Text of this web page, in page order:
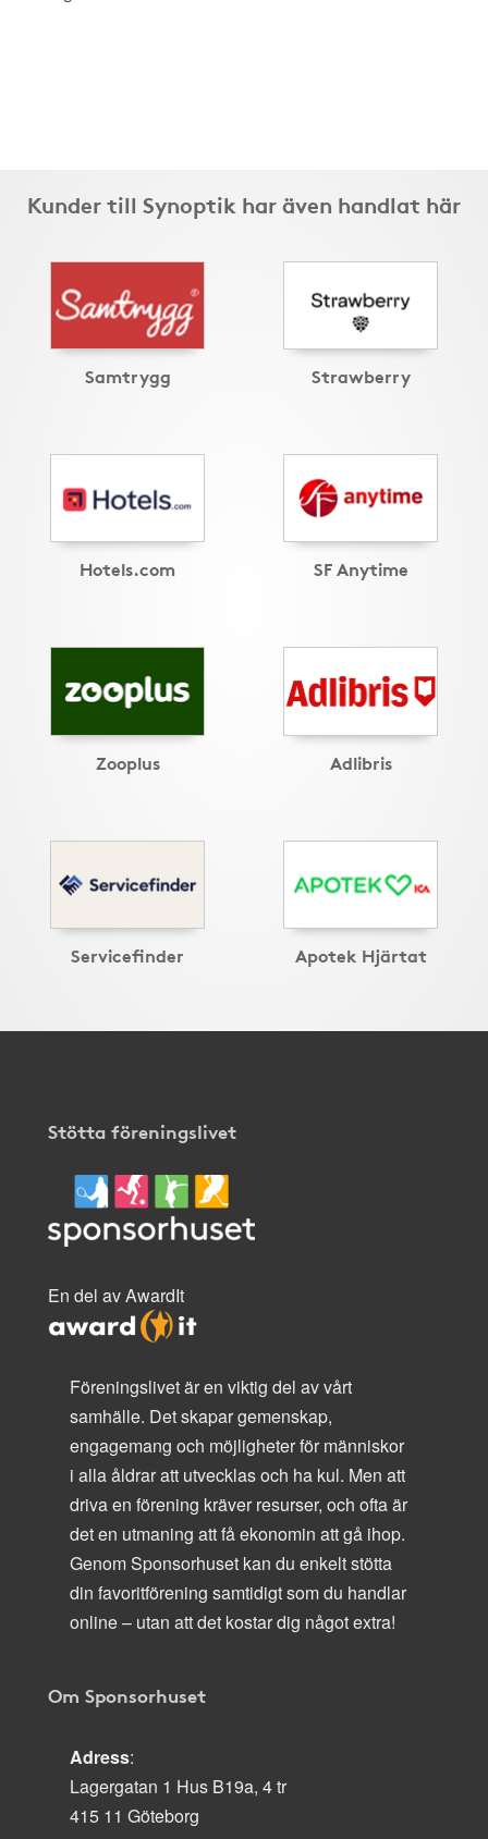
Kunder till Synoptik har även handlat här
Samtrygg Strawberry
Hotels.com SF Anytime
Zooplus Adlibris
Servicefinder Apotek Hjärtat
Stötta föreningslivet
En del av AwardIt
Föreningslivet är en viktig del av vårt
samhälle. Det skapar gemenskap,
engagemang och möjligheter för människor
i alla åldrar att utvecklas och ha kul. Men att
driva en förening kräver resurser, och ofta är
det en utmaning att få ekonomin att gå ihop.
Genom Sponsorhuset kan du enkelt stötta
din favoritförening samtidigt som du handlar
online – utan att det kostar dig något extra!
Om Sponsorhuset
Adress:
Lagergatan 1 Hus B19a, 4 tr
415 11 Göteborg